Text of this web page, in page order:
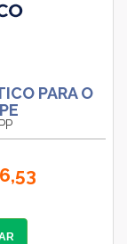
PARA O